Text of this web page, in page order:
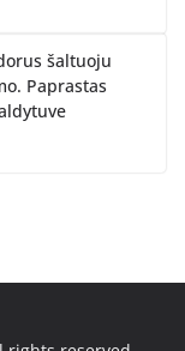
šaltuoju
Paprastas